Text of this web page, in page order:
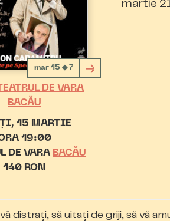
mar 15 ◆ 7
DE VARA
BACĂU
15 MARTIE
19:00
DE VARA BACĂU
140 RON
martie
distraţi, să uitaţi de griji, să vă